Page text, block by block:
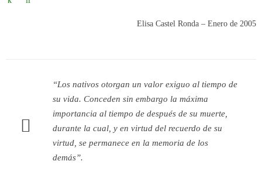
Elisa Castel Ronda – Enero de 2005
“Los nativos otorgan un valor exiguo al tiempo de
su vida. Conceden sin embargo la máxima
importancia al tiempo de después de su muerte,
durante la cual, y en virtud del recuerdo de su
virtud, se permanece en la memoria de los
demás”.